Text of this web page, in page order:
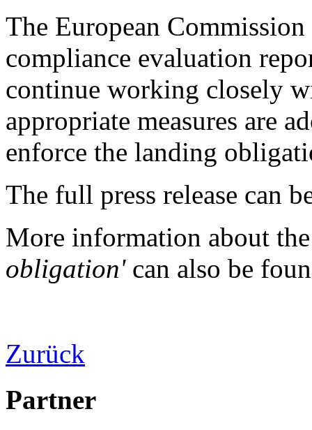
The European
compliance evaluation
continue working closely
appropriate measures are
enforce the landing
The full press release can
More information about
obligation' can also be
Zurück
Partner